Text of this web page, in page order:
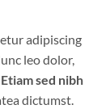
adipiscing
leo dolor,
Etiam sed nibh
dictumst.